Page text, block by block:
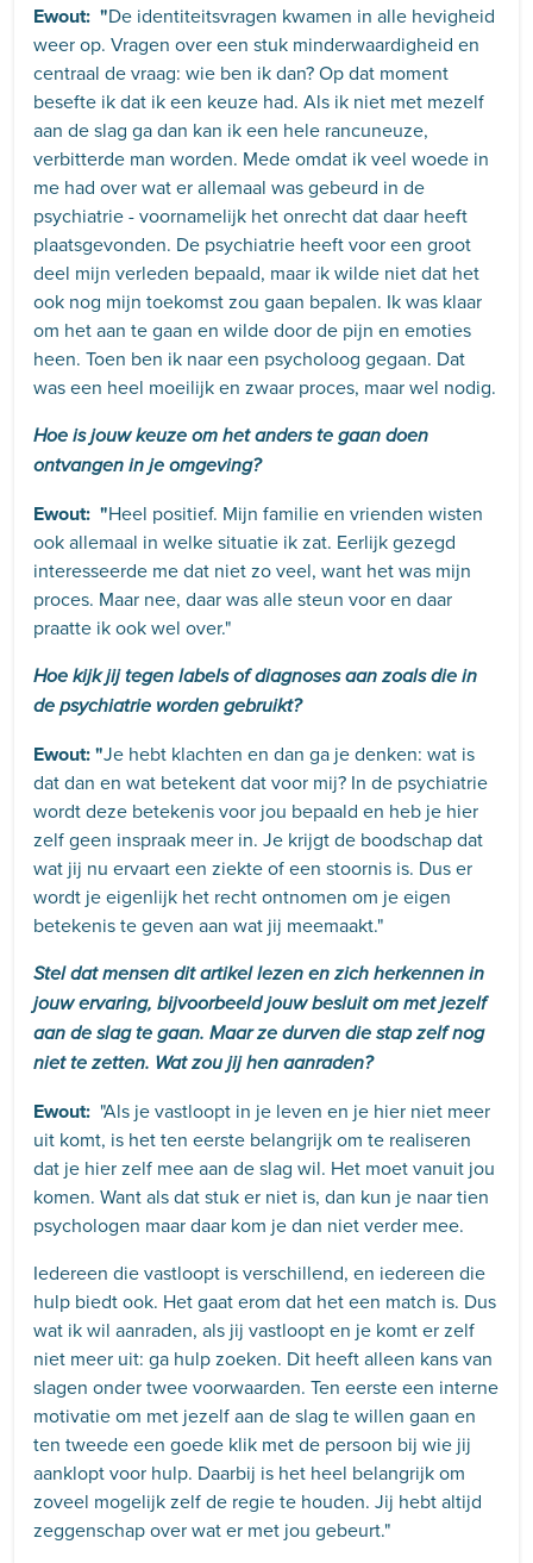
Ewout: "De identiteitsvragen kwamen in alle hevigheid
weer op. Vragen over een stuk minderwaardigheid en
centraal de vraag: wie ben ik dan? Op dat moment
besefte ik dat ik een keuze had. Als ik niet met mezelf
aan de slag ga dan kan ik een hele rancuneuze,
verbitterde man worden. Mede omdat ik veel woede in
me had over wat er allemaal was gebeurd in de
psychiatrie - voornamelijk het onrecht dat daar heeft
plaatsgevonden. De psychiatrie heeft voor een groot
deel mijn verleden bepaald, maar ik wilde niet dat het
ook nog mijn toekomst zou gaan bepalen. Ik was klaar
om het aan te gaan en wilde door de pijn en emoties
heen. Toen ben ik naar een psycholoog gegaan. Dat
was een heel moeilijk en zwaar proces, maar wel nodig.
Hoe is jouw keuze om het anders te gaan doen
ontvangen in je omgeving?
Ewout: "Heel positief. Mijn familie en vrienden wisten
ook allemaal in welke situatie ik zat. Eerlijk gezegd
interesseerde me dat niet zo veel, want het was mijn
proces. Maar nee, daar was alle steun voor en daar
praatte ik ook wel over."
Hoe kijk jij tegen labels of diagnoses aan zoals die in
de psychiatrie worden gebruikt?
Ewout: "Je hebt klachten en dan ga je denken: wat is
dat dan en wat betekent dat voor mij? In de psychiatrie
wordt deze betekenis voor jou bepaald en heb je hier
zelf geen inspraak meer in. Je krijgt de boodschap dat
wat jij nu ervaart een ziekte of een stoornis is. Dus er
wordt je eigenlijk het recht ontnomen om je eigen
betekenis te geven aan wat jij meemaakt."
Stel dat mensen dit artikel lezen en zich herkennen in
jouw ervaring, bijvoorbeeld jouw besluit om met jezelf
aan de slag te gaan. Maar ze durven die stap zelf nog
niet te zetten. Wat zou jij hen aanraden?
Ewout: "Als je vastloopt in je leven en je hier niet meer
uit komt, is het ten eerste belangrijk om te realiseren
dat je hier zelf mee aan de slag wil. Het moet vanuit jou
komen. Want als dat stuk er niet is, dan kun je naar tien
psychologen maar daar kom je dan niet verder mee.
Iedereen die vastloopt is verschillend, en iedereen die
hulp biedt ook. Het gaat erom dat het een match is. Dus
wat ik wil aanraden, als jij vastloopt en je komt er zelf
niet meer uit: ga hulp zoeken. Dit heeft alleen kans van
slagen onder twee voorwaarden. Ten eerste een interne
motivatie om met jezelf aan de slag te willen gaan en
ten tweede een goede klik met de persoon bij wie jij
aanklopt voor hulp. Daarbij is het heel belangrijk om
zoveel mogelijk zelf de regie te houden. Jij hebt altijd
zeggenschap over wat er met jou gebeurt."